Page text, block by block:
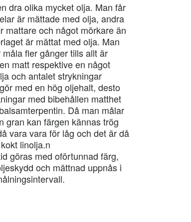
dra olika mycket olja. Man får
är mättade med olja, andra
mattare och något mörkare än
är mättat med olja. Man
fler gånger tills allt är
matt respektive en något
och antalet strykningar
med en hög oljehalt, desto
med bibehållen matthet
Då man målar
gran kan färgen kännas trög
vara vara för låg och det är då
linolja.n
göras med oförtunnad färg,
och mättnad uppnås i